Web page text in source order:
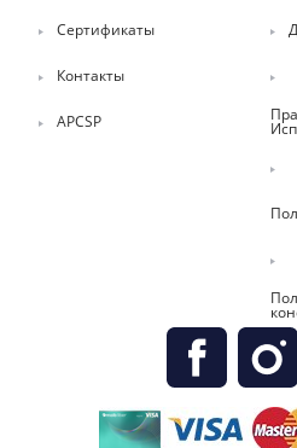
Сертификаты
Контакты
APCSP